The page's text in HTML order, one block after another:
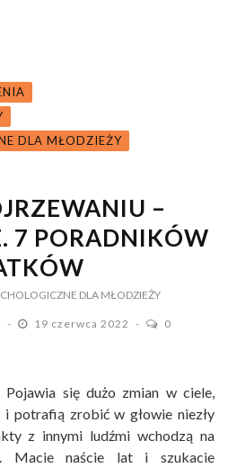
DLA MŁODZIEŻY
–
7 PORADNIKÓW
DLA MŁODZIEŻY
19 czerwca 2022 0
się dużo zmian w ciele,
potrafią zrobić w głowie niezły
z innymi ludźmi wchodzą na
Macie naście lat i szukacie